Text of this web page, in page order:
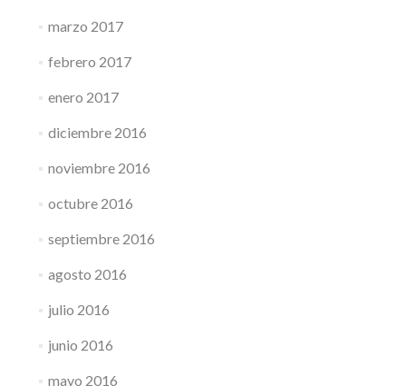
marzo 2017
febrero 2017
enero 2017
diciembre 2016
noviembre 2016
octubre 2016
septiembre 2016
agosto 2016
julio 2016
junio 2016
mayo 2016